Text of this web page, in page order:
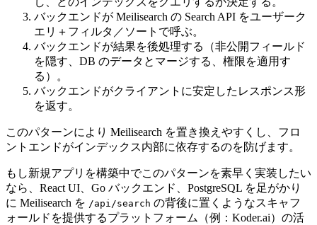
バックエンドが Meilisearch の Search API をユーザーク
エリ＋フィルタ／ソートで呼ぶ。
バックエンドが結果を後処理する（非公開フィールド
を隠す、DB のデータとマージする、権限を適用す
る）。
バックエンドがクライアントに安定したレスポンス形
を返す。
このパターンにより Meilisearch を置き換えやすくし、フロ
ントエンドがインデックス内部に依存するのを防げます。
もし新規アプリを構築中でこのパターンを素早く実装したい
なら、React UI、Go バックエンド、PostgreSQL を足がかり
に Meilisearch を /api/search の背後に置くようなスキャフ
ォールドを提供するプラットフォーム（例：Koder.ai）の活